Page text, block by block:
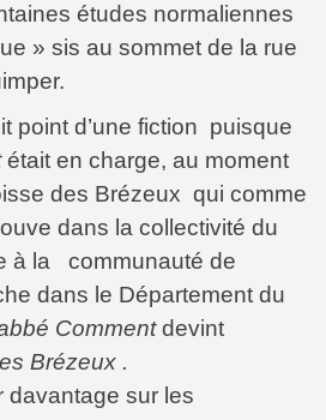
études normaliennes
» sis au sommet de la rue
point d’une fiction puisque
était en charge, au moment
des Brézeux qui comme
dans la collectivité du
à la communauté de
dans le Département du
Commentdevint
Brézeux .
davantage sur les